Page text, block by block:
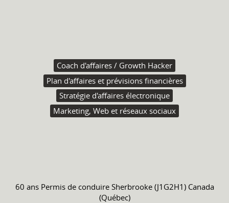
Coach d'affaires / Growth Hacker
Plan d'affaires et prévisions financières
Stratégie d'affaires électronique
Marketing, Web et réseaux sociaux
60 ans Permis de conduire Sherbrooke (J1G2H1) Canada
(Québec)